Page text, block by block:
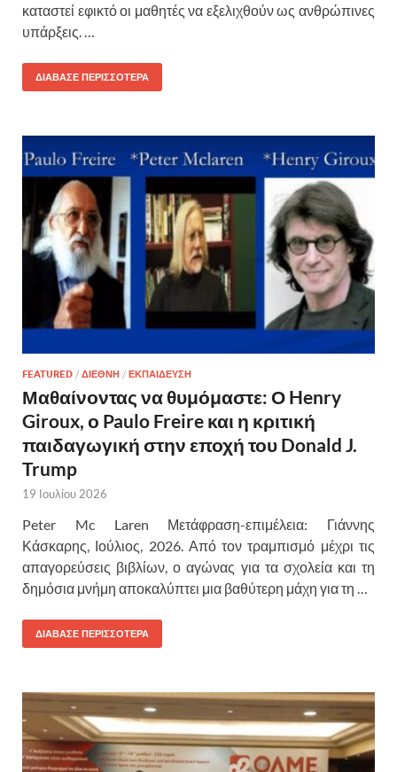
καταστεί εφικτό οι μαθητές να εξελιχθούν ως ανθρώπινες
υπάρξεις. …
ΔΙΑΒΑΣΕ ΠΕΡΙΣΣΟΤΕΡΑ
FEATURED / ΔΙΕΘΝΗ / ΕΚΠΑΙΔΕΥΣΗ
Μαθαίνοντας να θυμόμαστε: Ο Henry
Giroux, ο Paulo Freire και η κριτική
παιδαγωγική στην εποχή του Donald J.
Trump
19 Ιουλίου 2026
Peter Mc Laren Μετάφραση-επιμέλεια: Γιάννης
Κάσκαρης, Ιούλιος, 2026. Από τον τραμπισμό μέχρι τις
απαγορεύσεις βιβλίων, ο αγώνας για τα σχολεία και τη
δημόσια μνήμη αποκαλύπτει μια βαθύτερη μάχη για τη …
ΔΙΑΒΑΣΕ ΠΕΡΙΣΣΟΤΕΡΑ